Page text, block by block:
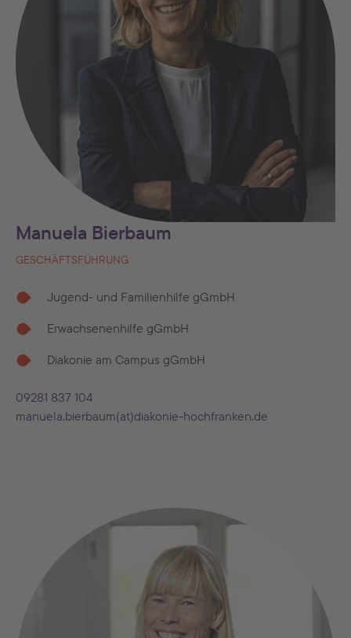
Manuela Bierbaum
GESCHÄFTSFÜHRUNG
Jugend- und Familienhilfe gGmbH
Erwachsenenhilfe gGmbH
Diakonie am Campus gGmbH
09281 837 104
manuela.bierbaum(at)diakonie-hochfranken.de